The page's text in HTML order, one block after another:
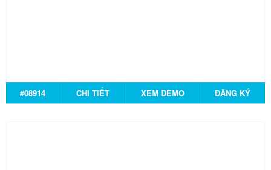
#08914 CHI TIẾT XEM DEMO ĐĂNG KÝ